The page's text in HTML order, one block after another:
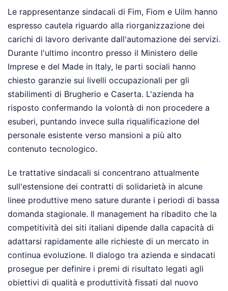
Le rappresentanze sindacali di Fim, Fiom e Uilm hanno
espresso cautela riguardo alla riorganizzazione dei
carichi di lavoro derivante dall'automazione dei servizi.
Durante l'ultimo incontro presso il Ministero delle
Imprese e del Made in Italy, le parti sociali hanno
chiesto garanzie sui livelli occupazionali per gli
stabilimenti di Brugherio e Caserta. L'azienda ha
risposto confermando la volontà di non procedere a
esuberi, puntando invece sulla riqualificazione del
personale esistente verso mansioni a più alto
contenuto tecnologico.
Le trattative sindacali si concentrano attualmente
sull'estensione dei contratti di solidarietà in alcune
linee produttive meno sature durante i periodi di bassa
domanda stagionale. Il management ha ribadito che la
competitività dei siti italiani dipende dalla capacità di
adattarsi rapidamente alle richieste di un mercato in
continua evoluzione. Il dialogo tra azienda e sindacati
prosegue per definire i premi di risultato legati agli
obiettivi di qualità e produttività fissati dal nuovo